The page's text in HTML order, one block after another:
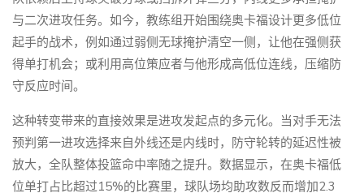
与二次进攻任务。如今，教练组开始围绕奥卡福设计更多低位
起手的战术，例如通过弱侧无球掩护清空一侧，让他在强侧获
得单打机会；或利用高位策应者与他形成高低位连线，压缩防
守反应时间。
这种转变带来的直接效果是进攻发起点的多元化。当对手无法
预判第一进攻选择来自外线还是内线时，防守轮转的延迟性被
放大，全队整体投篮命中率随之提升。数据显示，在奥卡福低
位单打占比超过15%的比赛里，球队场均助攻数反而增加2.3